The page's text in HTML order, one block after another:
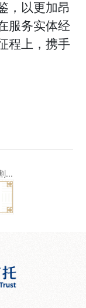
，以更加昂
服务实体经
程上，携手
...